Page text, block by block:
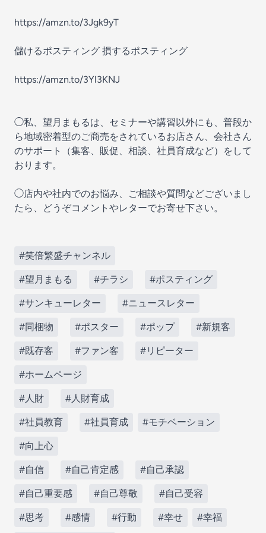
https://amzn.to/3Jgk9yT
儲けるポスティング 損するポスティング
https://amzn.to/3Yl3KNJ
◯私、望月まもるは、セミナーや講習以外にも、普段か
ら地域密着型のご商売をされているお店さん、会社さん
のサポート（集客、販促、相談、社員育成など）をして
おります。
◯店内や社内でのお悩み、ご相談や質問などございまし
たら、どうぞコメントやレターでお寄せ下さい。
#笑倍繁盛チャンネル
#望月まもる #チラシ #ポスティング
#サンキューレター #ニュースレター
#同梱物 #ポスター #ポップ #新規客
#既存客 #ファン客 #リピーター
#ホームページ
#人財 #人財育成
#社員教育 #社員育成 #モチベーション
#向上心
#自信 #自己肯定感 #自己承認
#自己重要感 #自己尊敬 #自己受容
#思考 #感情 #行動 #幸せ #幸福